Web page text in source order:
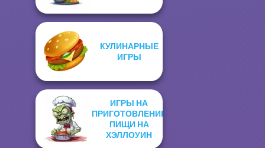
КУЛИНАРНЫЕ
ИГРЫ
ИГРЫ НА
ПРИГОТОВЛЕНИЕ
ПИЩИ НА
ХЭЛЛОУИН